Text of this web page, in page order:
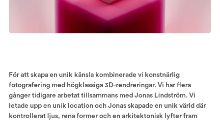
För att skapa en unik känsla kombinerade vi konstnärlig
fotografering med högklassiga 3D-rendreringar. Vi har flera
gånger tidigare arbetat tillsammans med Jonas Lindström. Vi
letade upp en unik location och Jonas skapade en unik värld där
kontrollerat ljus, rena former och en arkitektonisk lyfter fram